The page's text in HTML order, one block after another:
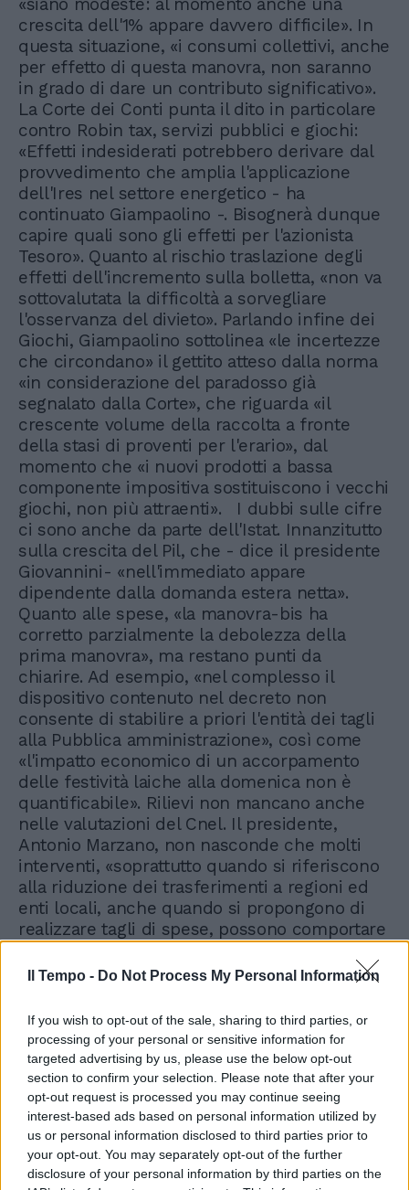
Il Tempo - Do Not Process My Personal Information
If you wish to opt-out of the sale, sharing to third parties, or
processing of your personal or sensitive information for
targeted advertising by us, please use the below opt-out
section to confirm your selection. Please note that after your
opt-out request is processed you may continue seeing
interest-based ads based on personal information utilized by
us or personal information disclosed to third parties prior to
your opt-out. You may separately opt-out of the further
disclosure of your personal information by third parties on the
crescita dell'1% appare davvero difficile». In
questa situazione, «i consumi collettivi, anche
per effetto di questa manovra, non saranno
in grado di dare un contributo significativo».
La Corte dei Conti punta il dito in particolare
contro Robin tax, servizi pubblici e giochi:
«Effetti indesiderati potrebbero derivare dal
provvedimento che amplia l'applicazione
dell'Ires nel settore energetico - ha
continuato Giampaolino -. Bisognerà dunque
capire quali sono gli effetti per l'azionista
Tesoro». Quanto al rischio traslazione degli
effetti dell'incremento sulla bolletta, «non va
sottovalutata la difficoltà a sorvegliare
l'osservanza del divieto». Parlando infine dei
Giochi, Giampaolino sottolinea «le incertezze
che circondano» il gettito atteso dalla norma
«in considerazione del paradosso già
segnalato dalla Corte», che riguarda «il
crescente volume della raccolta a fronte
della stasi di proventi per l'erario», dal
momento che «i nuovi prodotti a bassa
componente impositiva sostituiscono i vecchi
giochi, non più attraenti». I dubbi sulle cifre
ci sono anche da parte dell'Istat. Innanzitutto
sulla crescita del Pil, che - dice il presidente
Giovannini- «nell'immediato appare
dipendente dalla domanda estera netta».
Quanto alle spese, «la manovra-bis ha
corretto parzialmente la debolezza della
prima manovra», ma restano punti da
chiarire. Ad esempio, «nel complesso il
dispositivo contenuto nel decreto non
consente di stabilire a priori l'entità dei tagli
alla Pubblica amministrazione», così come
«l'impatto economico di un accorpamento
delle festività laiche alla domenica non è
quantificabile». Rilievi non mancano anche
nelle valutazioni del Cnel. Il presidente,
Antonio Marzano, non nasconde che molti
interventi, «soprattutto quando si riferiscono
alla riduzione dei trasferimenti a regioni ed
enti locali, anche quando si propongono di
realizzare tagli di spese, possono comportare
meno rilevanti riduzioni dei servizi». Quanto al
stata decisa, sulla spinta dell'urgenza, al di
fuori di quella larga consultazione dei diversi
livelli di Governo e delle forze sociali che era
tra le regole previste dall'Ue in materia di
nuove procedure di bilancio».